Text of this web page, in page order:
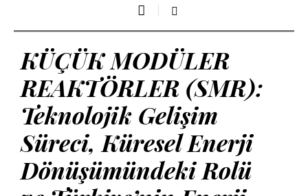
KÜÇÜK MODÜLER
REAKTÖRLER (SMR):
Teknolojik Gelişim
Süreci, Küresel Enerji
Dönüşümündeki Rolü